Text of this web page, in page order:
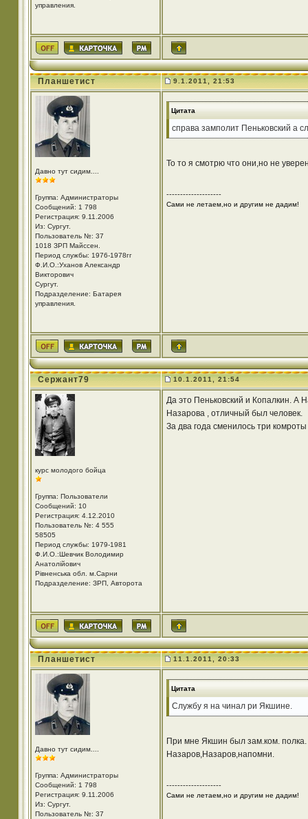
управления.
Планшетист 9.1.2011, 21:53
Давно тут сидим....
Группа: Администраторы
Сообщений: 1 798
Регистрация: 9.11.2006
Из: Cургут.
Пользователь №: 37
1018 ЗРП Майссен.
Период службы: 1976-1978гг
Ф.И.О.:Уханов Александр
Викторович
Cургут.
Подразделение: Батарея
управления.
Цитата
справа замполит Пеньковский а
То то я смотрю что они,но не
--------------------
Сами не летаем,но и другим не дадим!
Сержант79 10.1.2011, 21:54
курс молодого бойца
Группа: Пользователи
Сообщений: 10
Регистрация: 4.12.2010
Пользователь №: 4 555
58505
Период службы: 1979-1981
Ф.И.О.:Шевчик Володимир
Анатолійович
Рівненська обл. м.Сарни
Подразделение: ЗРП, Авторота
Да это Пеньковский и Копалкин. А
Назарова , отличный был человек.
За два года сменилось три
Планшетист 11.1.2011, 20:33
Давно тут сидим....
Группа: Администраторы
Сообщений: 1 798
Регистрация: 9.11.2006
Из: Cургут.
Пользователь №: 37
Цитата
Службу я на чинал ри Якшине.
При мне Якшин был зам.ком. полка.
Назаров,Назаров,напомни.
--------------------
Сами не летаем,но и другим не дадим!